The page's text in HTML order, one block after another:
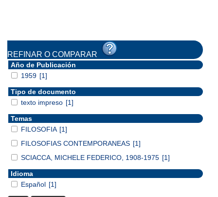
REFINAR O COMPARAR
Año de Publicación
1959 [1]
Tipo de documento
texto impreso [1]
Temas
FILOSOFIA [1]
FILOSOFIAS CONTEMPORANEAS [1]
SCIACCA, MICHELE FEDERICO, 1908-1975 [1]
Idioma
Español [1]